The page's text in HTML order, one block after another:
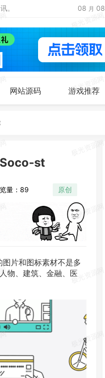
。 08 月 08
网站源码 游戏推荐
Soco-st
量：89 原创
图片和图标素材不是多
人物、 建筑、 金融、 医